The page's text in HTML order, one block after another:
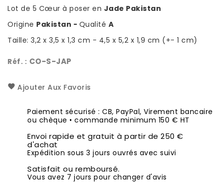
Lot de 5 Cœur à poser en Jade Pakistan
Origine Pakistan - Qualité A
Taille: 3,2 x 3,5 x 1,3 cm - 4,5 x 5,2 x 1,9 cm (+- 1 cm)
Réf. : CO-S-JAP
Ajouter Aux Favoris
Paiement sécurisé : CB, PayPal, Virement bancaire
ou chèque • commande minimum 150 € HT
Envoi rapide et gratuit à partir de 250 €
d'achat
Expédition sous 3 jours ouvrés avec suivi
Satisfait ou remboursé.
Vous avez 7 jours pour changer d'avis